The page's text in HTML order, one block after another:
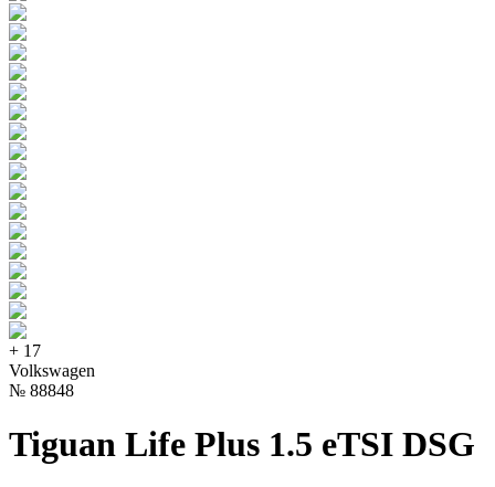
+ 17
Volkswagen
№ 88848
Tiguan Life Plus 1.5 eTSI DSG